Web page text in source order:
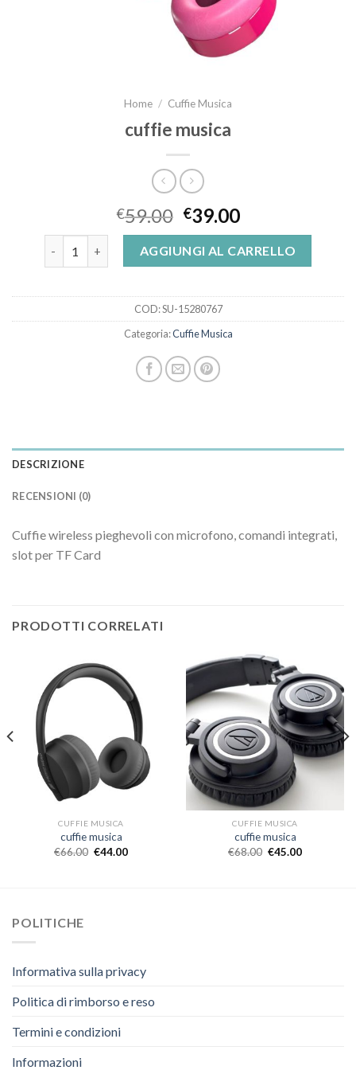
Home / Cuffie Musica
cuffie musica
€59.00 €39.00
cuffie musica quantitàAGGIUNGI AL CARRELLO
COD:SU-15280767
Categoria:Cuffie Musica
DESCRIZIONE
RECENSIONI (0)
Cuffie wireless pieghevoli con microfono, comandi integrati,
slot per TF Card
PRODOTTI CORRELATI
CUFFIE MUSICA
cuffie musica
€66.00 €44.00
CUFFIE MUSICA
cuffie musica
€68.00 €45.00
POLITICHE
Informativa sulla privacy
Politica di rimborso e reso
Termini e condizioni
Informazioni